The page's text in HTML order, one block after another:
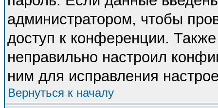
администратором, чтобы
доступ к конференции.
неправильно настроил
ним для исправления
Вернуться к началу